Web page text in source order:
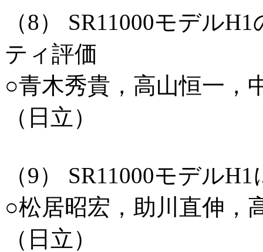
（8） SR11000モデル
ティ評価
○青木秀貴，高山恒一，
（日立）
（9） SR11000モデル
○松居昭宏，助川直伸，
（日立）